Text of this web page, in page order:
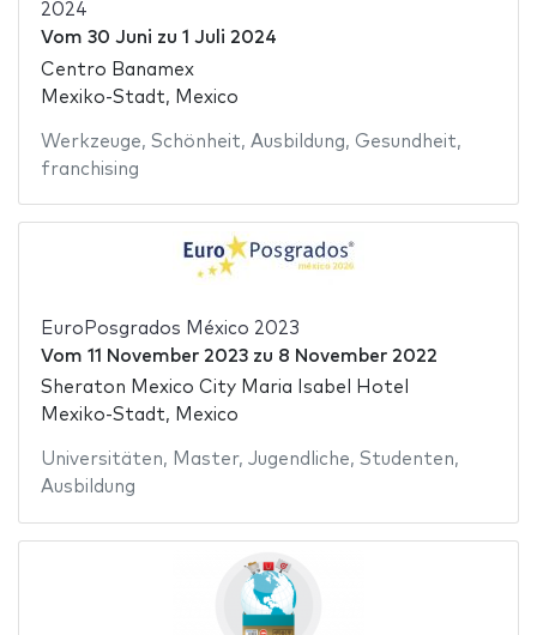
2024
Vom 30 Juni zu 1 Juli 2024
Centro Banamex
Mexiko-Stadt, Mexico
Werkzeuge, Schönheit, Ausbildung, Gesundheit,
franchising
EuroPosgrados México 2023
Vom 11 November 2023zu 8 November 2022
Sheraton Mexico City Maria Isabel Hotel
Mexiko-Stadt, Mexico
Universitäten, Master, Jugendliche, Studenten,
Ausbildung